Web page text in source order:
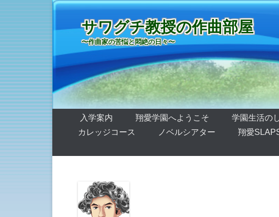
サワグチ教授の作曲部屋
〜作曲家の苦悩と悶絶の日々〜
第1メニュー
コンテンツへ移動
入学案内 翔愛学園へようこそ 学園生活の
カレッジコース
ノベルシアター 翔愛